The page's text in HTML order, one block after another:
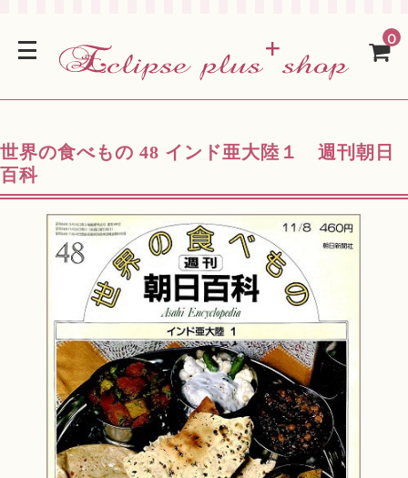
0
世界の食べもの 48 インド亜大陸１ 週刊朝日
百科